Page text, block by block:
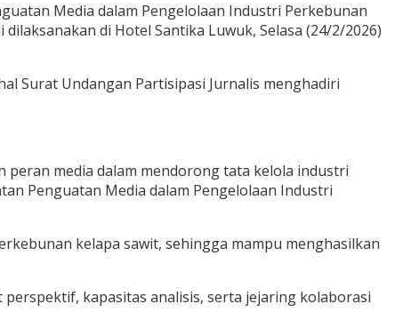
Media dalam Pengelolaan Industri Perkebunan
di Hotel Santika Luwuk, Selasa (24/2/2026)
Surat Undangan Partisipasi Jurnalis menghadiri
peran media dalam mendorong tata kelola industri
Penguatan Media dalam Pengelolaan Industri
kelapa sawit, sehingga mampu menghasilkan
kapasitas analisis, serta jejaring kolaborasi